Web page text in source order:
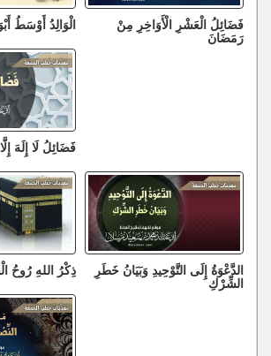
فَضَائِلُ الْعَشْرِ الْأَوَاخِرِ مِنْ
رَمَضَانَ
الْوَالِدُ أَوْسَطُ
فَضَائِلُ لَا إِلَهَ
الدَّعْوَةُ إِلَى التَّوْحِيدِ وَبَيَانُ خَطَرِ
الشِّرْكِ
ذِكْرُ اللهِ رُوحُ